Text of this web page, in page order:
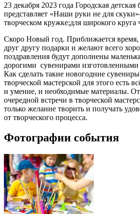
23 декабря 2023 года Городская
представляет «Наши руки не для
творческом кружке;для широкого круга
Скоро Новый год. Приближается время,
друг другу подарки и желают всего
поздравления будут дополнены
дорогими сувенирами изготовленными
Как сделать такие новогодние
творческой мастерской для этого есть
и умение, и необходимые материалы. От
очередной встречи в творческой
только желание творить и получать
от творческого процесса.
Фотографии события